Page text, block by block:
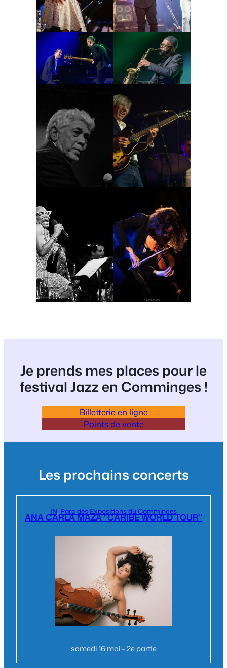
Je prends mes places pour le
festival Jazz en Comminges !
Billetterie en ligne
Points de vente
Les prochains concerts
IN, Parc des Expositions du Comminges
ANA CARLA MAZA “CARIBE WORLD TOUR”
samedi 16 mai – 2e partie